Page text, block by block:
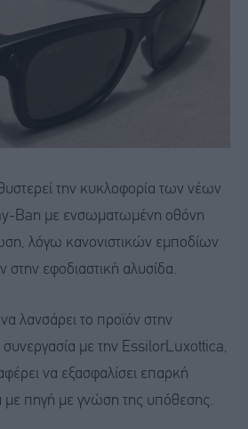
την κυκλοφορία των νέων
Ban με ενσωματωμένη οθόνη
λόγω κανονιστικών εμποδίων
στην εφοδιαστική αλυσίδα.
να λανσάρει το προϊόν στην
με την EssilorLuxottica,
να εξασφαλίσει επαρκή
πηγή με γνώση της υπόθεσης.